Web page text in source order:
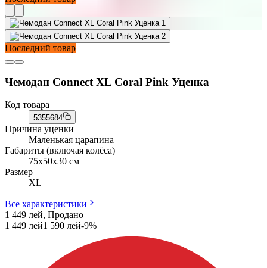
Последний товар
Чемодан Connect XL Coral Pink Уценка
Код товара
5355684
Причина уценки
Маленькая царапина
Габариты (включая колёса)
75x50x30 см
Размер
XL
Все характеристики
1 449 лей, Продано
1 449 лей1 590 лей-9%